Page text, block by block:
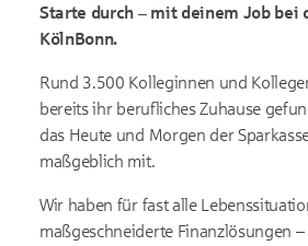
Starte durch – mit deinem Job bei
KölnBonn.
Rund 3.500 Kolleginnen und
bereits ihr berufliches Zuhause
das Heute und Morgen der
maßgeblich mit.
Wir haben für fast alle
maßgeschneiderte Finanzlösungen –